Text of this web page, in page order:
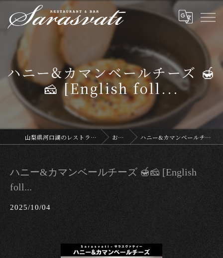
ハニー&カマンベールチーズ 🍯
🧀 [English foll...
山梨県河口湖のレストランならサラスヴァティー お知らせ ハニー&カマンベールチーズ 🍯🧀 [English foll...
ハニー&カマンベールチーズ 🍯🧀 [English
foll...
2025/10/04